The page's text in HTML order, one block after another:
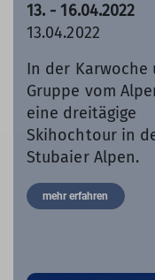
13. - 16.04.2022
13.04.2022
In der
Gruppe vom
eine dreitägige
Skihochtour in
Stubaier Alpen.
mehr erfahren